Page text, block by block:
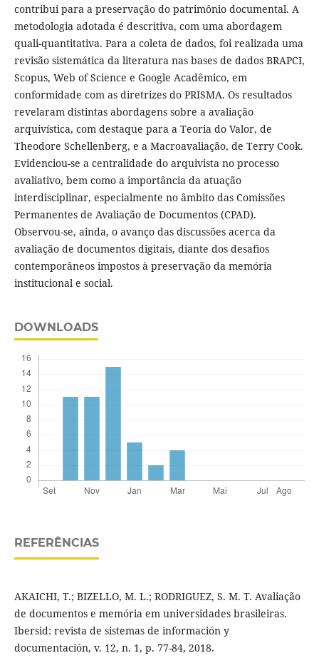
contribui para a preservação do patrimônio documental. A
metodologia adotada é descritiva, com uma abordagem
quali-quantitativa. Para a coleta de dados, foi realizada uma
revisão sistemática da literatura nas bases de dados BRAPCI,
Scopus, Web of Science e Google Acadêmico, em
conformidade com as diretrizes do PRISMA. Os resultados
revelaram distintas abordagens sobre a avaliação
arquivística, com destaque para a Teoria do Valor, de
Theodore Schellenberg, e a Macroavaliação, de Terry Cook.
Evidenciou-se a centralidade do arquivista no processo
avaliativo, bem como a importância da atuação
interdisciplinar, especialmente no âmbito das Comissões
Permanentes de Avaliação de Documentos (CPAD).
Observou-se, ainda, o avanço das discussões acerca da
avaliação de documentos digitais, diante dos desafios
contemporâneos impostos à preservação da memória
institucional e social.
DOWNLOADS
REFERÊNCIAS
AKAICHI, T.; BIZELLO, M. L.; RODRIGUEZ, S. M. T. Avaliação
de documentos e memória em universidades brasileiras.
Ibersid: revista de sistemas de información y
documentación, v. 12, n. 1, p. 77-84, 2018.